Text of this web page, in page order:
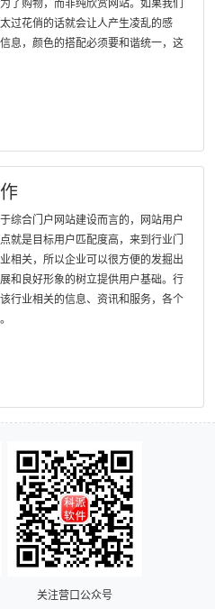
了购物，而非纯欣赏网站。如果我们
过花俏的话就会让人产生凌乱的感
息，颜色的搭配必须要和谐统一，这
综合门户网站建设而言的，网站用户
就是目标用户匹配度高，来到行业门
相关，所以企业可以很方便的发掘出
和良好形象的树立提供用户基础。行
行业相关的信息、资讯和服务，各个
关注营口公众号